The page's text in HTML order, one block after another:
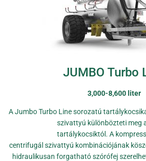
JUMBO Turbo
3,000-8,600 liter
A Jumbo Turbo Line sorozatú
szivattyú különbözteti meg
tartálykocsiktól. A
centrifugál szivattyú kombinációjának
hidraulikusan forgatható szórófej